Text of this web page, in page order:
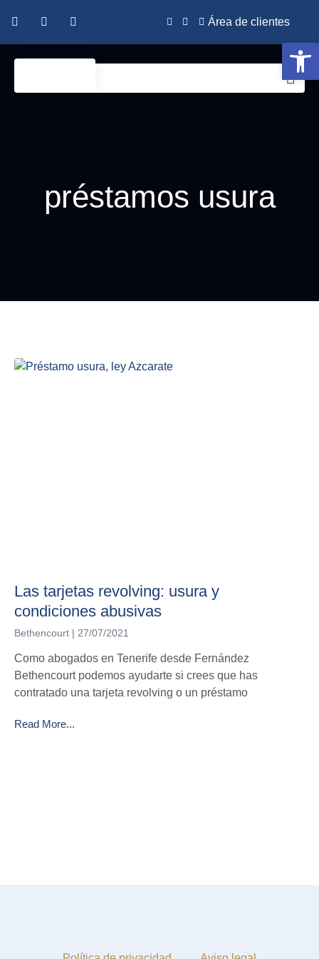
Área de clientes
préstamos usura
Las tarjetas revolving: usura y
condiciones abusivas
Bethencourt 27/07/2021
Como abogados en Tenerife desde Fernández
Bethencourt podemos ayudarte si crees que has
contratado una tarjeta revolving o un préstamo
Read More...
Abrir